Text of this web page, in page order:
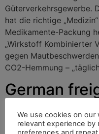
Güterverkehrsgewerbe.
hat die richtige
Medikamente-Packung
„Wirkstoff Kombinierter
gegen
CO2-Hemmung –
German
With “KV
pain
We use cookies on
relevant experience by